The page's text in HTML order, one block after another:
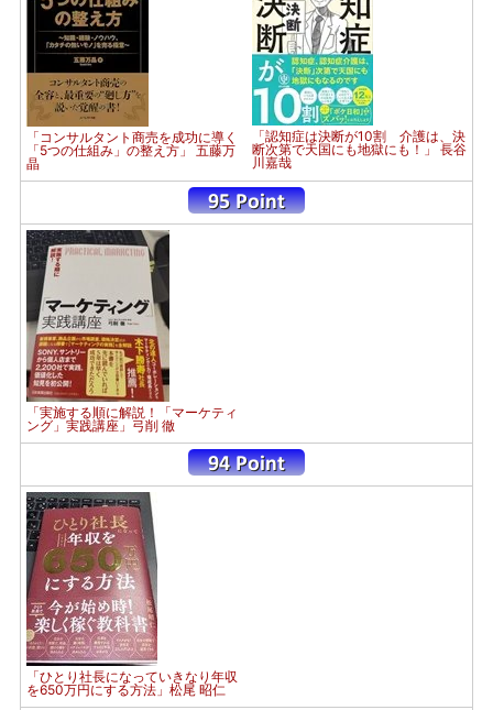
「コンサルタント商売を成功に導く
「5つの仕組み」の整え方」 五藤万
晶
「認知症は決断が10割 介護は、決
断次第で天国にも地獄にも！」 長谷
川嘉哉
「実施する順に解説！「マーケティ
ング」実践講座」弓削 徹
「ひとり社長になっていきなり年収
を650万円にする方法」松尾 昭仁